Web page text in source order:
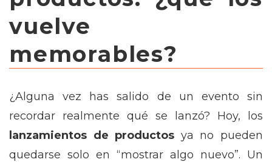
vuelve
memorables?
¿Alguna vez has salido de un evento sin
recordar realmente qué se lanzó? Hoy, los
lanzamientos de productos ya no pueden
quedarse solo en “mostrar algo nuevo”. Un